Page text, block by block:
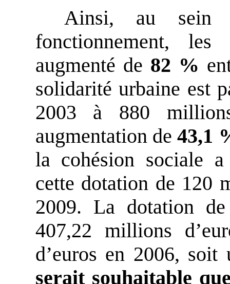
Ainsi, au sein
fonctionnement,
augmenté de 82 %
solidarité urbaine est
2003 à 880
augmentation de43,1
la cohésion sociale
cette dotation de 120
2009. La dotation
407,22 millions
d’euros en 2006,
serait souhaitable